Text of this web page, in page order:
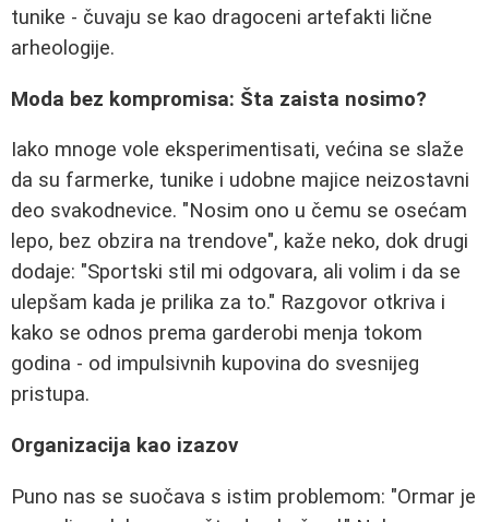
tunike - čuvaju se kao dragoceni artefakti lične
arheologije.
Moda bez kompromisa: Šta zaista nosimo?
Iako mnoge vole eksperimentisati, većina se slaže
da su farmerke, tunike i udobne majice neizostavni
deo svakodnevice. "Nosim ono u čemu se osećam
lepo, bez obzira na trendove", kaže neko, dok drugi
dodaje: "Sportski stil mi odgovara, ali volim i da se
ulepšam kada je prilika za to." Razgovor otkriva i
kako se odnos prema garderobi menja tokom
godina - od impulsivnih kupovina do svesnijeg
pristupa.
Organizacija kao izazov
Puno nas se suočava s istim problemom: "Ormar je